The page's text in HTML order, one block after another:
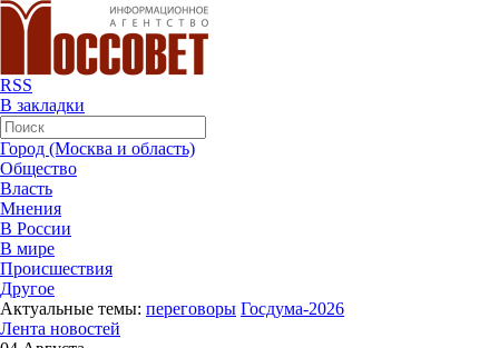
RSS
В закладки
Город (Москва и область)
Общество
Власть
Мнения
В России
В мире
Происшествия
Другое
Актуальные темы: переговоры Госдума-2026
Лента новостей